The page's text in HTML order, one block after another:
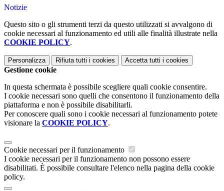
Notizie
Questo sito o gli strumenti terzi da questo utilizzati si avvalgono di
cookie necessari al funzionamento ed utili alle finalità illustrate nella
COOKIE POLICY.
Personalizza Rifiuta tutti i cookies Accetta tutti i cookies
Gestione cookie
In questa schermata è possibile scegliere quali cookie consentire.
I cookie necessari sono quelli che consentono il funzionamento della
piattaforma e non è possibile disabilitarli.
Per conoscere quali sono i cookie necessari al funzionamento potete
visionare la COOKIE POLICY.
Cookie necessari per il funzionamento
I cookie necessari per il funzionamento non possono essere
disabilitati. È possibile consultare l'elenco nella pagina della cookie
policy.